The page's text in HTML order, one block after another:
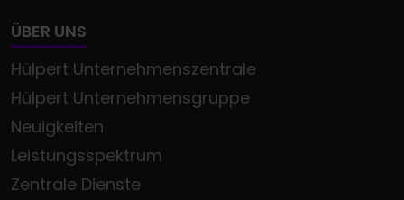
ÜBER UNS
Hülpert Unternehmenszentrale
Hülpert Unternehmensgruppe
Neuigkeiten
Leistungsspektrum
Zentrale Dienste